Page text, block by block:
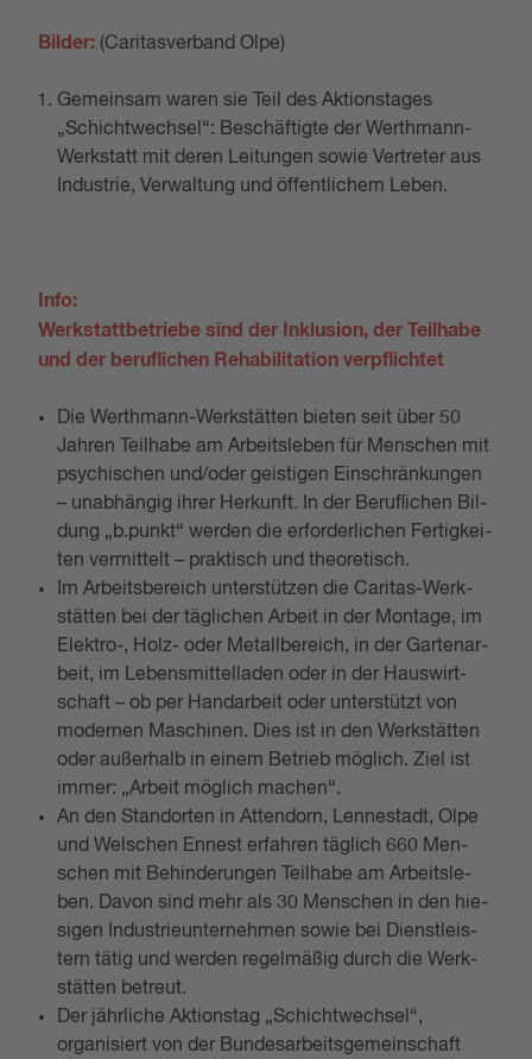
Bilder: (Caritasverband Olpe)
Gemeinsam waren sie Teil des Aktionstages
„Schichtwechsel“: Beschäftigte der Werthmann-
Werkstatt mit deren Leitungen sowie Vertreter aus
Industrie, Verwaltung und öffentlichem Leben.
Info:
Werkstattbetriebe sind der Inklusion, der Teilhabe
und der beruflichen Rehabilitation verpflichtet
Die Werth­mann-Werk­stät­ten bie­ten seit über 50
Jah­ren Teil­ha­be am Ar­beits­le­ben für Men­schen mit
psy­chi­schen und/oder geis­ti­gen Ein­schrän­kun­gen
– un­ab­hän­gig ihrer Her­kunft. In der Be­ruf­li­chen Bil­
dung „b.​punkt“ wer­den die er­for­der­li­chen Fer­tig­kei­
ten ver­mit­telt – prak­tisch und theo­re­tisch.
Im Ar­beits­be­reich un­ter­stüt­zen die Ca­ri­tas-Werk­
stät­ten bei der ­täg­li­chen Ar­beit in der Mon­ta­ge, im
Elek­tro-, Holz- oder Me­tall­be­reich, in der Gar­ten­ar­
beit, im Le­bens­mit­tel­la­den oder in der Haus­wirt­
schaft – ob per Handarbeit oder unterstützt von
modernen Maschinen. Dies ist in den Werk­stät­ten
oder au­ßer­halb in einem Be­trieb mög­lich. Ziel ist
immer: „Ar­beit mög­lich ma­chen“.
An den Stand­or­ten in At­ten­d­orn, Len­nestadt, Olpe
und Wel­schen En­nest er­fah­ren täg­lich 660 Men­
schen mit Be­hin­de­run­gen Teil­ha­be am Ar­beits­le­
ben. Davon sind mehr als 30 Men­schen in den hie­
si­gen In­dus­trie­un­ter­neh­men sowie bei Dienst­leis­
tern tätig und wer­den re­gel­mä­ßig durch die Werk­
stät­ten be­treut.
Der jährliche Aktionstag „Schichtwechsel“,
organisiert von der Bundesarbeitsgemeinschaft